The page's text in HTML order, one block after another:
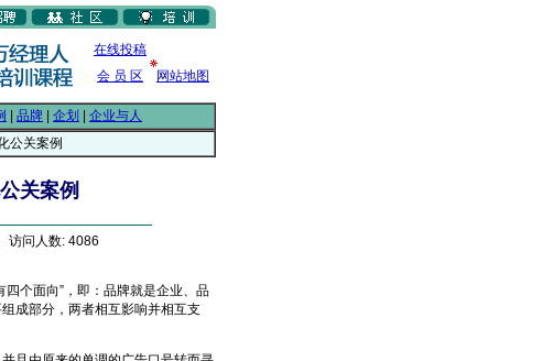
在线投稿
会 员 区
网站地图
品牌 企划
企业与人
公关案例
关案例
访问人数: 4086
个面向”，即：品牌就是企业、品
成部分，两者相互影响并相互支